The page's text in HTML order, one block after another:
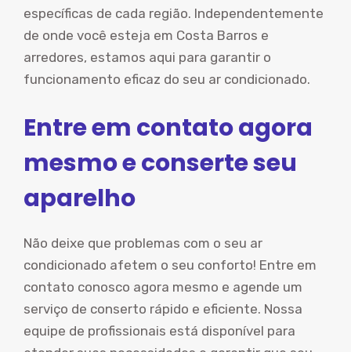
específicas de cada região. Independentemente
de onde você esteja em Costa Barros e
arredores, estamos aqui para garantir o
funcionamento eficaz do seu ar condicionado.
Entre em contato agora
mesmo e conserte seu
aparelho
Não deixe que problemas com o seu ar
condicionado afetem o seu conforto! Entre em
contato conosco agora mesmo e agende um
serviço de conserto rápido e eficiente. Nossa
equipe de profissionais está disponível para